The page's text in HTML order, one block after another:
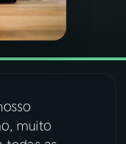
muito